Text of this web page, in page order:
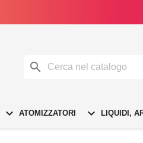

 ATOMIZZATORI  LIQUIDI,